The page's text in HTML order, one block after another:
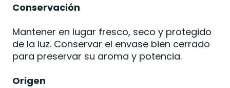
Conservación
Mantener en lugar fresco, seco y protegido
de la luz. Conservar el envase bien cerrado
para preservar su aroma y potencia.
Origen